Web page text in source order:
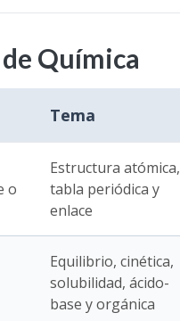
Química
Tema
o
Estructura atómica,
tabla periódica y
enlace
Equilibrio, cinética,
solubilidad, ácido-
base y orgánica